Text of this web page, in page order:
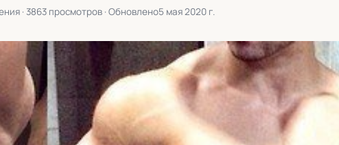
· 3863 просмотров · Обновлено5 мая 2020 г.